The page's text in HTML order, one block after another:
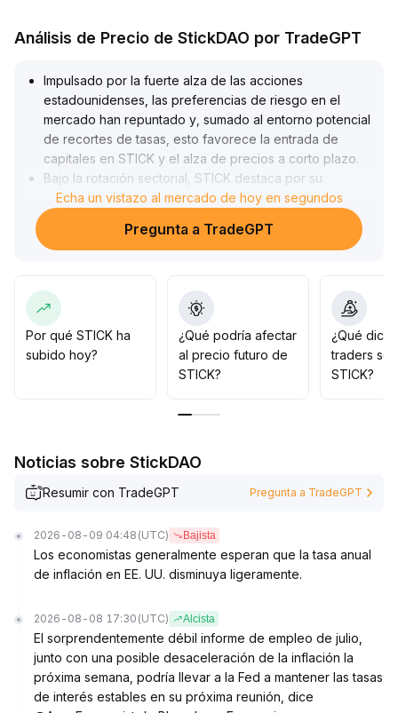
Análisis de Precio de StickDAO por TradeGPT
Impulsado por la fuerte alza de las acciones
estadounidenses, las preferencias de riesgo en el
mercado han repuntado y, sumado al entorno potencial
de recortes de tasas, esto favorece la entrada de
capitales en STICK y el alza de precios a corto plazo.
Bajo la rotación sectorial, STICK destaca por su
potencial de crecimiento a mediano y largo plazo,
ganando atención y mostrando valor para la asignación
previas; si se supera de forma efectiva y se consolida,
se confirmará un nuevo impulso alcista
De lo contrario, si no se mantiene el soporte clave, hay
que prevenir riesgos de corrección.
Echa un vistazo al mercado de hoy en segundos
Pregunta a TradeGPT
Por qué STICK ha
subido hoy?
¿Qué podría afectar
al precio futuro de
STICK?
¿Qué
traders
STICK?
Noticias sobre StickDAO
Resumir con TradeGPT Pregunta a TradeGPT
2026-08-09 04:48 (UTC) Bajista
Los economistas generalmente esperan que la tasa anual
de inflación en EE. UU. disminuya ligeramente.
2026-08-08 17:30 (UTC) Alcista
El sorprendentemente débil informe de empleo de julio,
junto con una posible desaceleración de la inflación la
próxima semana, podría llevar a la Fed a mantener las tasas
de interés estables en su próxima reunión, dice